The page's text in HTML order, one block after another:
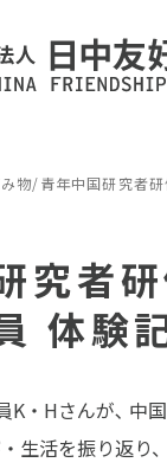
物/青年中国研究者
究者
体験記
K・Hさんが､ 中
生活を振り返り